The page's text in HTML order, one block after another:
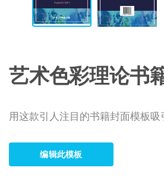
艺术色彩理论书
用这款引人注目的书籍封面模板吸
编辑此模板